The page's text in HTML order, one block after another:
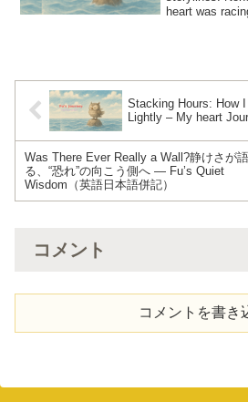
heart was
Stacking Hours: How
Lightly – My heart
Was There Ever Really a Wall?静けさが語
る、“恐れ”の向こう側へ — Fu’s Quiet
Wisdom（英語日本語併記）
コメント
コメントを書き